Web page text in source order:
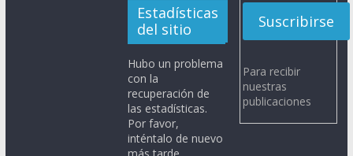
Estadísticas
del sitio
Hubo un problema
con la
recuperación de
las estadísticas.
Por favor,
inténtalo de nuevo
Para recibir
nuestras
publicaciones